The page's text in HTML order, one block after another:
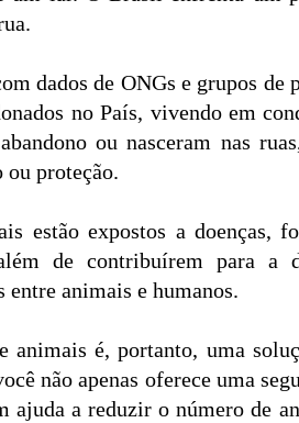
dados de ONGs e grupos de
no País, vivendo em
ou nasceram nas
ou proteção.
estão expostos a doenças,
de contribuírem para a
entre animais e humanos.
animais é, portanto, uma
não apenas oferece uma
ajuda a reduzir o número de